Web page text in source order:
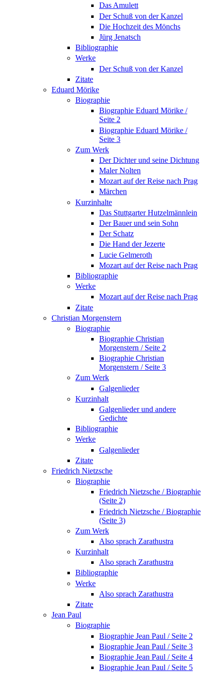
Das Amulett
Der Schuß von der Kanzel
Die Hochzeit des Mönchs
Jürg Jenatsch
Bibliographie
Werke
Der Schuß von der Kanzel
Zitate
Eduard Mörike
Biographie
Biographie Eduard Mörike /
Seite 2
Biographie Eduard Mörike /
Seite 3
Zum Werk
Der Dichter und seine Dichtung
Maler Nolten
Mozart auf der Reise nach Prag
Märchen
Kurzinhalte
Das Stuttgarter Hutzelmännlein
Der Bauer und sein Sohn
Der Schatz
Die Hand der Jezerte
Lucie Gelmeroth
Mozart auf der Reise nach Prag
Bibliographie
Werke
Mozart auf der Reise nach Prag
Zitate
Christian Morgenstern
Biographie
Biographie Christian
Morgenstern / Seite 2
Biographie Christian
Morgenstern / Seite 3
Zum Werk
Galgenlieder
Kurzinhalt
Galgenlieder und andere
Gedichte
Bibliographie
Werke
Galgenlieder
Zitate
Friedrich Nietzsche
Biographie
Friedrich Nietzsche / Biographie
(Seite 2)
Friedrich Nietzsche / Biographie
(Seite 3)
Zum Werk
Also sprach Zarathustra
Kurzinhalt
Also sprach Zarathustra
Bibliographie
Werke
Also sprach Zarathustra
Zitate
Jean Paul
Biographie
Biographie Jean Paul / Seite 2
Biographie Jean Paul / Seite 3
Biographie Jean Paul / Seite 4
Biographie Jean Paul / Seite 5